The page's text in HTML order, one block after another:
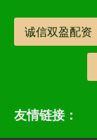
诚信双盈配资
友情链接：